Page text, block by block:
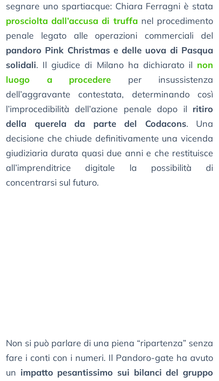
segnare uno spartiacque: Chiara Ferragni è stata
prosciolta dall’accusa di truffa nel procedimento
penale legato alle operazioni commerciali del
pandoro Pink Christmas e delle uova di Pasqua
solidali. Il giudice di Milano ha dichiarato il non
luogo a procedere per insussistenza
dell’aggravante contestata, determinando così
l’improcedibilità dell’azione penale dopo il ritiro
della querela da parte del Codacons. Una
decisione che chiude definitivamente una vicenda
giudiziaria durata quasi due anni e che restituisce
all’imprenditrice digitale la possibilità di
concentrarsi sul futuro.
Non si può parlare di una piena “ripartenza” senza
fare i conti con i numeri. Il Pandoro-gate ha avuto
un impatto pesantissimo sui bilanci del gruppo